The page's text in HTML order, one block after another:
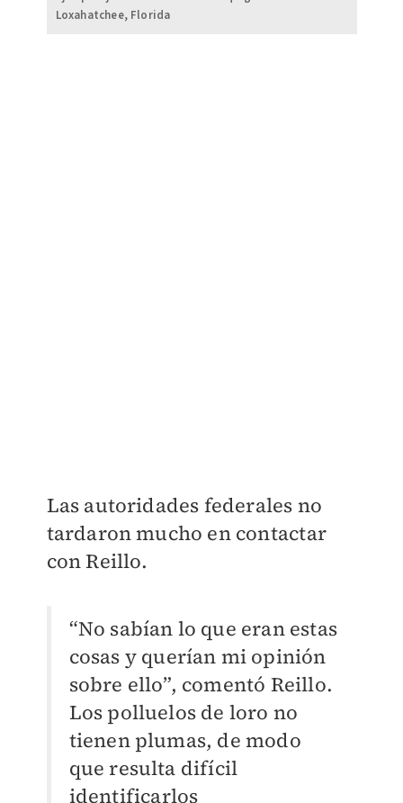
Loxahatchee, Florida
Las autoridades federales no
tardaron mucho en contactar
con Reillo.
“No sabían lo que eran estas
cosas y querían mi opinión
sobre ello”, comentó Reillo.
Los polluelos de loro no
tienen plumas, de modo
que resulta difícil
identificarlos